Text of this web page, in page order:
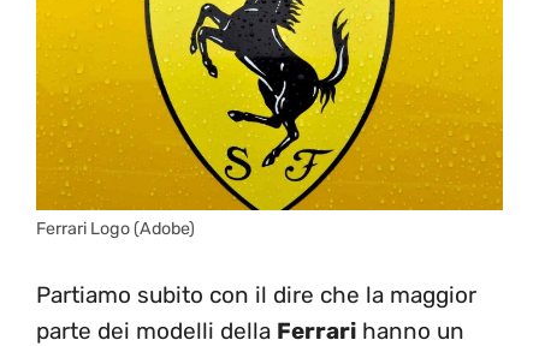
Ferrari Logo (Adobe)
Partiamo subito con il dire che la maggior
parte dei modelli della Ferrari hanno un